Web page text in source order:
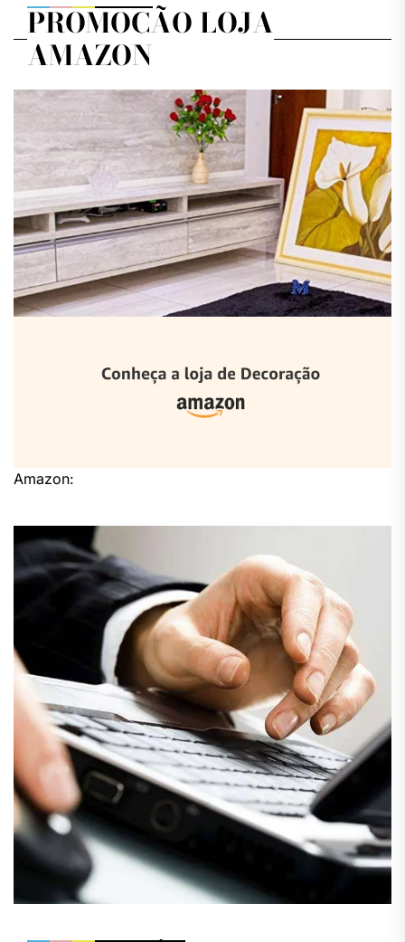
PROMOÇÃO LOJA
AMAZON
Amazon: